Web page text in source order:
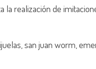
la realización de
san juan worm,